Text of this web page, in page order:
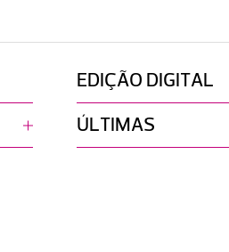
EDIÇÃO DIGITAL
ÚLTIMAS